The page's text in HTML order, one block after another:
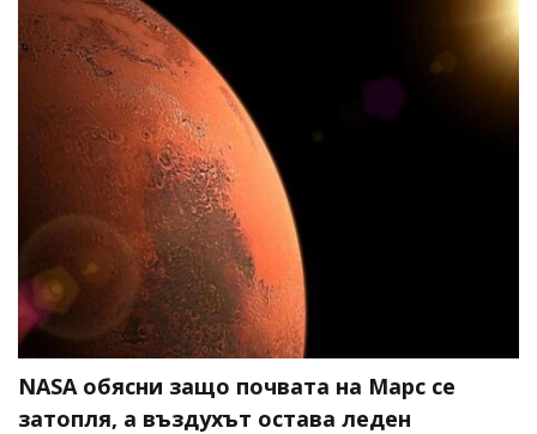
NASA обясни защо почвата на Марс се
затопля, а въздухът остава леден